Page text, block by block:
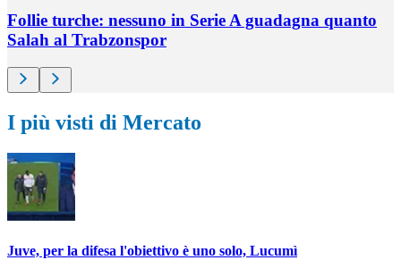
Follie turche: nessuno in Serie A guadagna quanto
Salah al Trabzonspor
I più visti di Mercato
Juve, per la difesa l'obiettivo è uno solo, Lucumì